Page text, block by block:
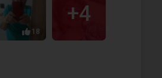
18
+4